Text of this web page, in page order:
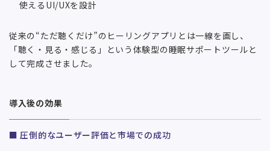
使えるUI/UXを設計
従来の“ただ聴くだけ”のヒーリングアプリとは一線を画し、
「聴く・見る・感じる」という体験型の睡眠サポートツールと
して完成させました。
導入後の効果
■ 圧倒的なユーザー評価と市場での成功